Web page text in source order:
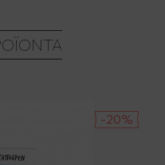
-20%